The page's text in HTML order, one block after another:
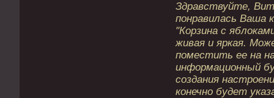
Здравствуйте,
понравилась Ваша
"Корзина с
живая и яркая.
поместить ее на
информационный
создания
конечно будет